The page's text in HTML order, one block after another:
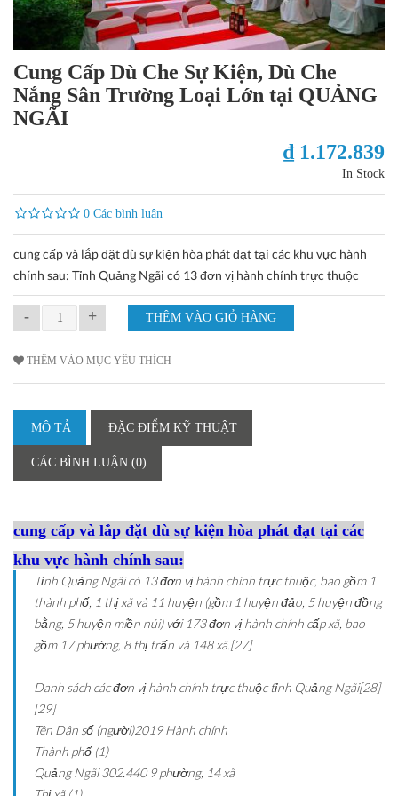
Cung Cấp Dù Che Sự Kiện, Dù Che
Nắng Sân Trường Loại Lớn tại QUẢNG
NGÃI
₫ 1.172.839
In Stock
0 Các bình luận
cung cấp và lắp đặt dù sự kiện hòa phát đạt tại các khu vực hành
chính sau: Tỉnh Quảng Ngãi có 13 đơn vị hành chính trực thuộc
- +
THÊM VÀO MỤC YÊU THÍCH
MÔ TẢ ĐẶC ĐIỂM KỸ THUẬT
CÁC BÌNH LUẬN (0)
cung cấp và lắp đặt dù sự kiện hòa phát đạt tại các
khu vực hành chính sau:
Tỉnh Quảng Ngãi có 13 đơn vị hành chính trực thuộc, bao gồm 1
thành phố, 1 thị xã và 11 huyện (gồm 1 huyện đảo, 5 huyện đồng
bằng, 5 huyện miền núi) với 173 đơn vị hành chính cấp xã, bao
gồm 17 phường, 8 thị trấn và 148 xã.[27]
Danh sách các đơn vị hành chính trực thuộc tỉnh Quảng Ngãi[28]
[29]
Tên Dân số (người)2019 Hành chính
Thành phố (1)
Quảng Ngãi 302.440 9 phường, 14 xã